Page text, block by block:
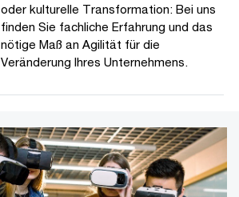
oder kulturelle Transformation: Bei uns
finden Sie fachliche Erfahrung und das
nötige Maß an Agilität für die
Veränderung Ihres Unternehmens.